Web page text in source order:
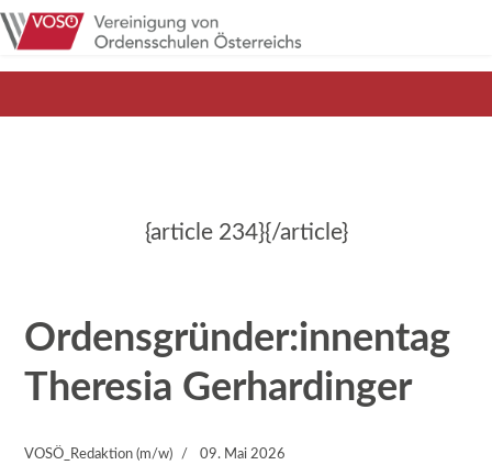
{article 234}{/article}
Ordensgründer:innentag
Theresia Gerhardinger
VOSÖ_Redaktion (m/w) 09. Mai 2026